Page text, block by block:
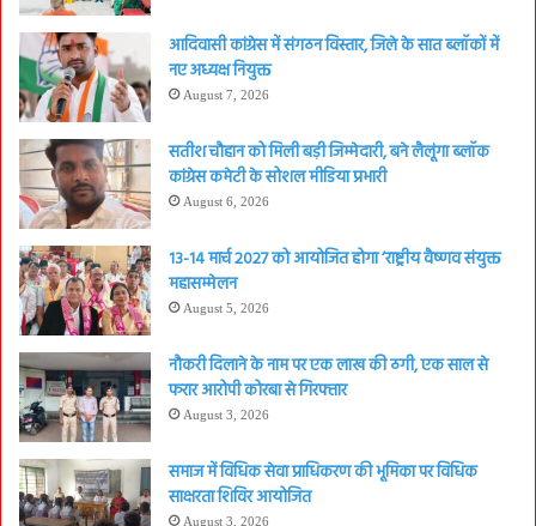
आदिवासी कांग्रेस में संगठन विस्तार, जिले के सात ब्लॉकों में
नए अध्यक्ष नियुक्त
August 7, 2026
सतीश चौहान को मिली बड़ी जिम्मेदारी, बने लैलूंगा ब्लॉक
कांग्रेस कमेटी के सोशल मीडिया प्रभारी
August 6, 2026
13-14 मार्च 2027 को आयोजित होगा ‘राष्ट्रीय वैष्णव संयुक्त
महासम्मेलन
August 5, 2026
नौकरी दिलाने के नाम पर एक लाख की ठगी, एक साल से
फरार आरोपी कोरबा से गिरफ्तार
August 3, 2026
समाज में विधिक सेवा प्राधिकरण की भूमिका पर विधिक
साक्षरता शिविर आयोजित
August 3, 2026